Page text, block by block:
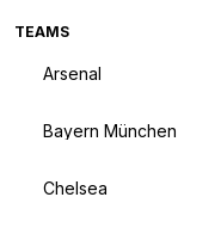
TEAMS
Arsenal
Bayern München
Chelsea